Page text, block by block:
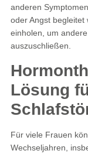
anderen
oder Angst begleitet
einholen, um
auszuschließen​.
Lösung
Für viele Frauen
Wechseljahren,